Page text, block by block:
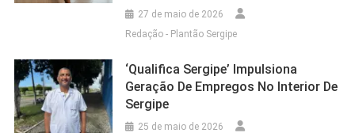
27 de maio de 2026
Redação - Plantão Sergipe
‘Qualifica Sergipe’ Impulsiona
Geração De Empregos No Interior De
Sergipe
25 de maio de 2026